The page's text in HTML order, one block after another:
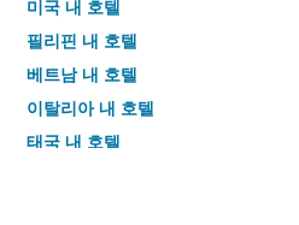
미국 내 호텔
필리핀 내 호텔
베트남 내 호텔
이탈리아 내 호텔
태국 내 호텔